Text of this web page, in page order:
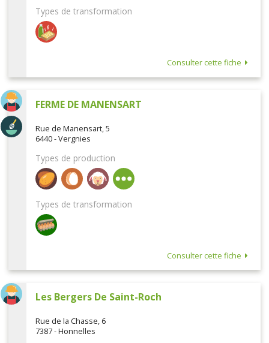
Types de transformation
Consulter cette fiche
FERME DE MANENSART
Rue de Manensart, 5
6440 - Vergnies
Types de production
Types de transformation
Consulter cette fiche
Les Bergers De Saint-Roch
Rue de la Chasse, 6
7387 - Honnelles